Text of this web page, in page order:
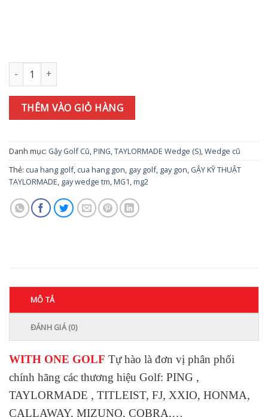
Gậy Wedge Taylormade MG2 52° SB-09 MODUS3 TOUR 105S
THÊM VÀO GIỎ HÀNG
Danh mục: Gậy Golf Cũ,PING,TAYLORMADE Wedge (S),Wedge cũ
Thẻ: cua hang golf, cua hang gon, gay golf, gay gon, GẬY KỸ THUẬT
TAYLORMADE, gay wedge tm,MG1,mg2
MÔ TẢ
ĐÁNH GIÁ (0)
WITH ONE GOLF Tự hào là đơn vị phân phối
chính hãng các thương hiệu Golf: PING ,
TAYLORMADE , TITLEIST, FJ, XXIO, HONMA,
CALLAWAY, MIZUNO, COBRA,…